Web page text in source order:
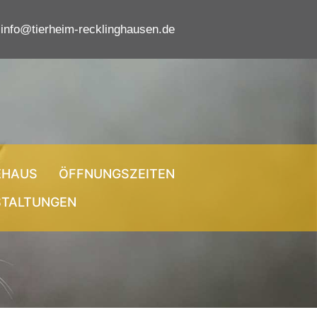
info@tierheim-recklinghausen.de
ÖFFNUNGSZEITEN